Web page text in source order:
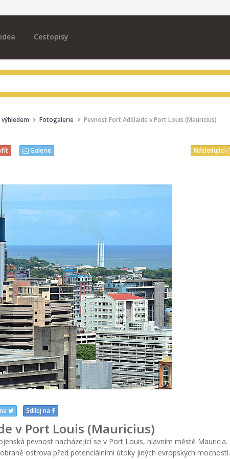
Cestopisy
Fotogalerie Pevnost Fort Adélaide v Port Louis (Mauricius)
Následující
Galerie
Sdílej na
v Port Louis (Mauricius)
pevnost nacházející se v Port Louis, hlavním městě Mauricia.
ostrova před potenciálními útoky jiných evropských mocností.